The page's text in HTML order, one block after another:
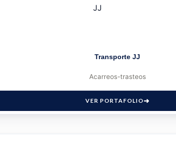
Transporte JJ
Acarreos-trasteos
VER PORTAFOLIO